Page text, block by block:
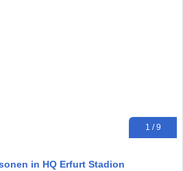
1 / 9
in HQ Erfurt Stadion